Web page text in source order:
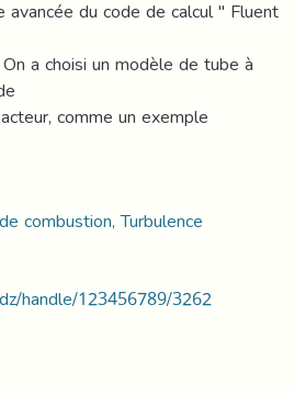
avancée du code de calcul " Fluent
a choisi un modèle de tube à
comme un exemple
combustion, Turbulence
handle/123456789/3262